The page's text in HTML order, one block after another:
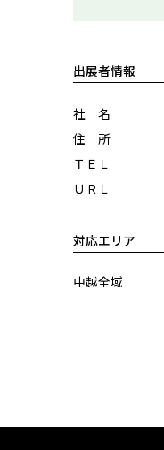
出展者情報
社 名
住 所
ＴＥＬ
ＵＲＬ
対応エリア
中越全域